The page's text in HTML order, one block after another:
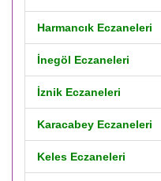
Harmancık Eczaneleri
İnegöl Eczaneleri
İznik Eczaneleri
Karacabey Eczaneleri
Keles Eczaneleri